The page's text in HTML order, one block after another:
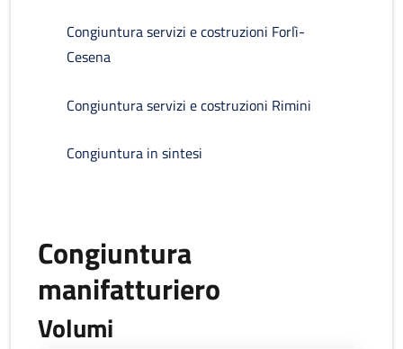
Congiuntura servizi e costruzioni Forlì-
Cesena
Congiuntura servizi e costruzioni Rimini
Congiuntura in sintesi
Congiuntura
manifatturiero
Volumi